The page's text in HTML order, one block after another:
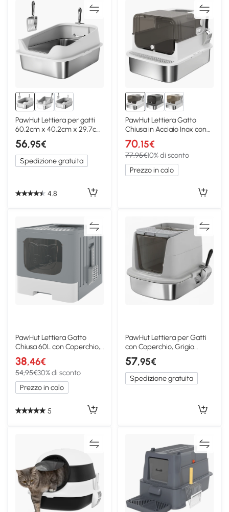
PawHut Lettiera per gatti
60,2cm x 40,2cm x 29,7cm
Grigio
56,95€
Spedizione gratuita
4.8
PawHut Lettiera Gatto
Chiusa in Acciaio Inox con
Coperchio Bianco
70,15€
77,95€10% di sconto
Prezzo in calo
PawHut Lettiera Gatto
Chiusa 60L con Coperchio,
Vassoio, Grigio
38,46€
54,95€30% di sconto
Prezzo in calo
5
PawHut Lettiera per Gatti
con Coperchio, Grigio
Chiaro
57,95€
Spedizione gratuita